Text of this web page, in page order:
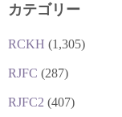
カテゴリー
RCKH (1,305)
RJFC (287)
RJFC2 (407)